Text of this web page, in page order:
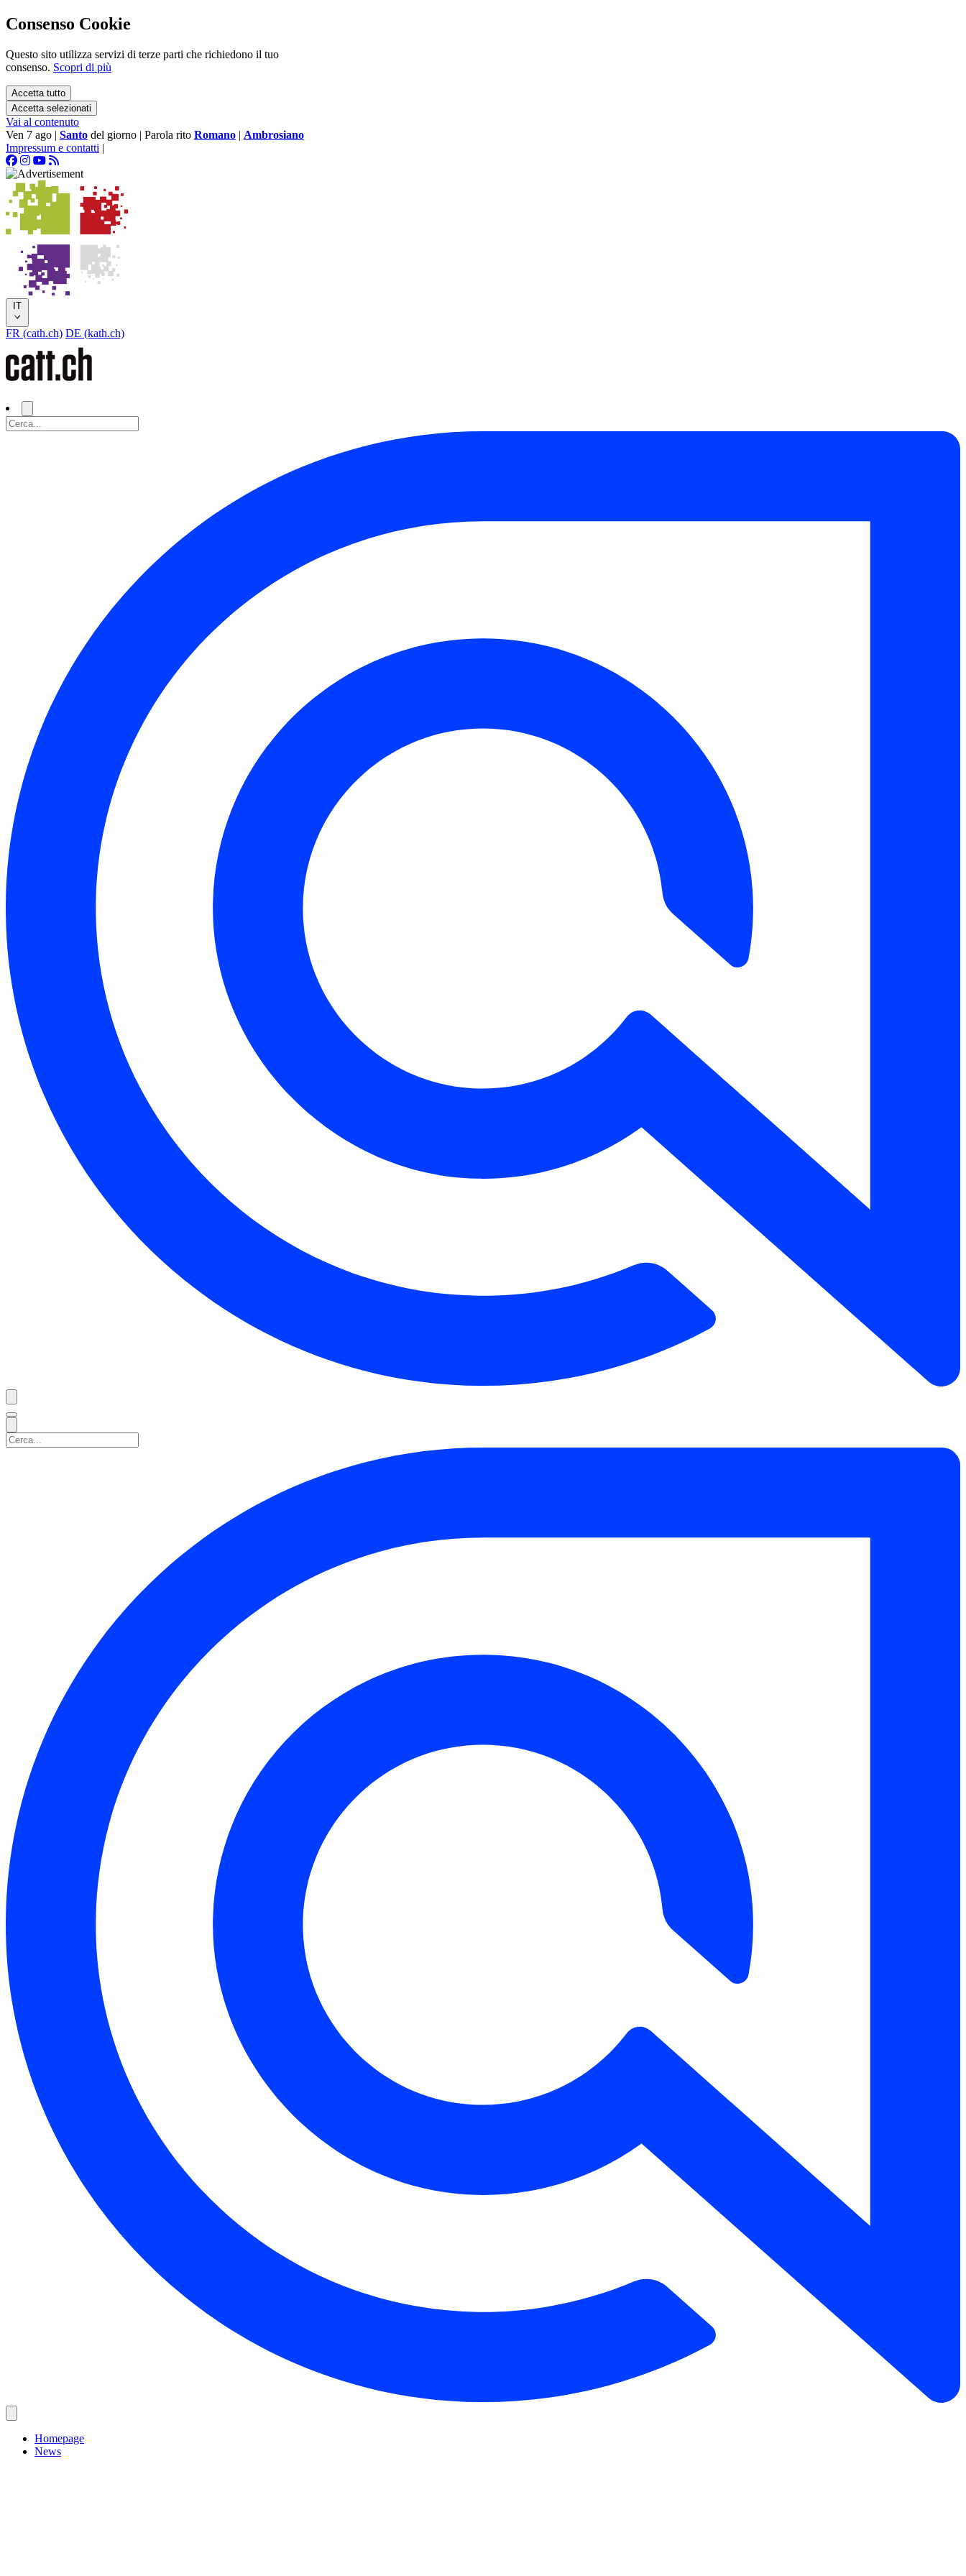
Consenso Cookie
Questo sito utilizza servizi di terze parti che richiedono il tuo
consenso. Scopri di più
Accetta tutto
Accetta selezionati
Vai al contenuto
Ven 7 ago | Santo del giorno | Parola rito Romano | Ambrosiano
Impressum e contatti |
IT
FR (cath.ch) DE (kath.ch)
Homepage
News